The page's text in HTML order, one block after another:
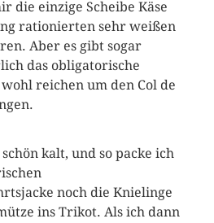
die einzige Scheibe Käse
rationierten sehr weißen
Aber es gibt sogar
das obligatorische
reichen um den Col de
kalt, und so packe ich
noch die Knielinge
ins Trikot. Als ich dann